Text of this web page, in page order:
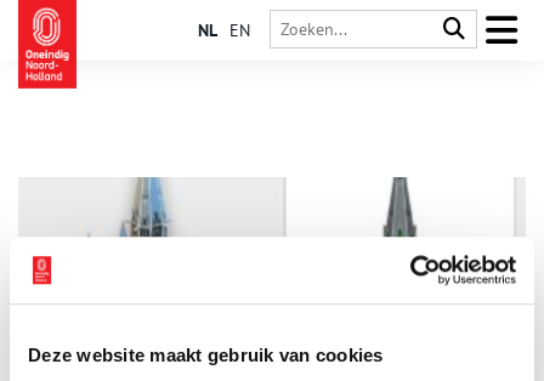
Deze website maakt gebruik van cookies
NL EN